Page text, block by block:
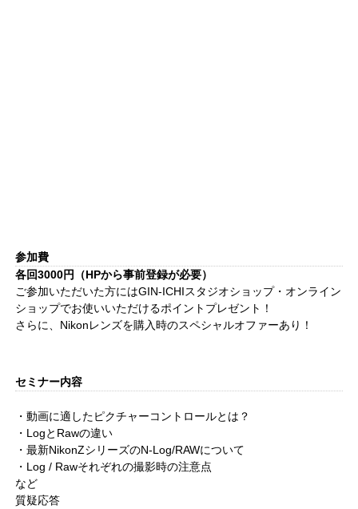
参加費
各回3000円（HPから事前登録が必要）
ご参加いただいた方にはGIN-ICHIスタジオショップ・オンライン
ショップでお使いいただけるポイントプレゼント！
さらに、Nikonレンズを購入時のスペシャルオファーあり！
セミナー内容
・動画に適したピクチャーコントロールとは？
・LogとRawの違い
・最新NikonZシリーズのN-Log/RAWについて
・Log / Rawそれぞれの撮影時の注意点
など
質疑応答